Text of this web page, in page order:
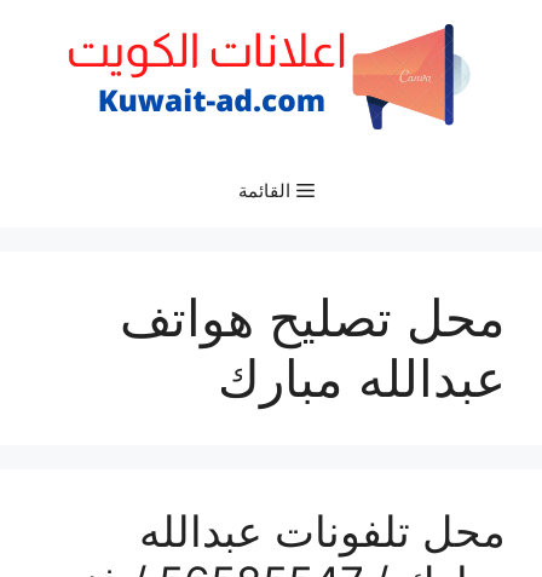
القائمة
محل تصليح هواتف
عبدالله مبارك
محل تلفونات عبدالله